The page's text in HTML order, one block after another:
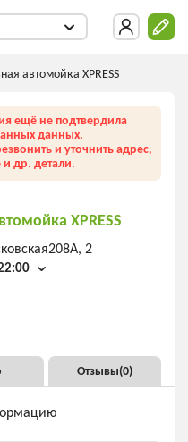
автомойка XPRESS
ещё не подтвердила
данных.
и уточнить адрес,
др. детали.
XPRESS
2
Отзывы(0)